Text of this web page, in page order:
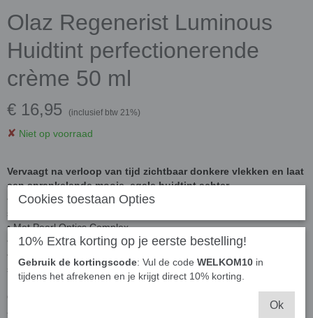
Olaz Regenerist Luminous
Huidtint perfectionerende
crème 50 ml
€ 16,95 (inclusief btw 21%)
✘ Niet op voorraad
Vervaagt na verloop van tijd zichtbaar donkere vlekken en laat
een sprankelende mooie, egale huidtint achter
• Regenereert de huid zodat deze er weer gezond, jeugdig en
sprankelend uitziet
• Met Pearl Optics Complex
• Exfolieert, egaliseert en revitaliseert
• Vermindert de zichtbaarheid van donkere vlekjes en onthult een
stralende huid
Olaz Regenerist Luminous Huidtint Perfectionerende Crème is een
anti-veroudering hydraterende crème met een luxe geavanceerde
Cookies toestaan Opties
10% Extra korting op je eerste bestelling!
Gebruik de kortingscode: Vul de code WELKOM10 in
tijdens het afrekenen en je krijgt direct 10% korting.
Ok